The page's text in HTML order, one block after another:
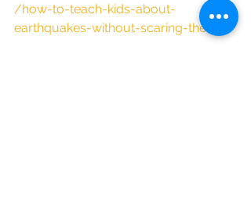
/how-to-teach-kids-about-
earthquakes-without-scaring-them/